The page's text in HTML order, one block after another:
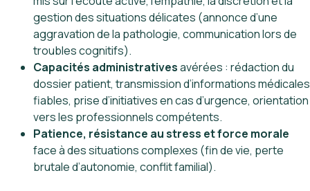
gestion des situations délicates (annonce d’une
aggravation de la pathologie, communication lors de
troubles cognitifs).
Capacités administrativesavérées : rédaction du
dossier patient, transmission d’informations médicales
fiables, prise d’initiatives en cas d’urgence, orientation
vers les professionnels compétents.
Patience, résistance au stress et force morale
face à des situations complexes (fin de vie, perte
brutale d’autonomie, conflit familial).